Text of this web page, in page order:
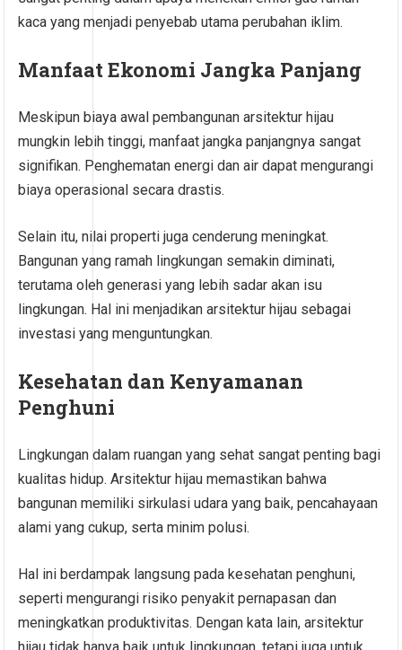
kaca yang menjadi penyebab utama perubahan iklim.
Manfaat Ekonomi Jangka Panjang
Meskipun biaya awal pembangunan arsitektur hijau
mungkin lebih tinggi, manfaat jangka panjangnya sangat
signifikan. Penghematan energi dan air dapat mengurangi
biaya operasional secara drastis.
Selain itu, nilai properti juga cenderung meningkat.
Bangunan yang ramah lingkungan semakin diminati,
terutama oleh generasi yang lebih sadar akan isu
lingkungan. Hal ini menjadikan arsitektur hijau sebagai
investasi yang menguntungkan.
Kesehatan dan Kenyamanan
Penghuni
Lingkungan dalam ruangan yang sehat sangat penting bagi
kualitas hidup. Arsitektur hijau memastikan bahwa
bangunan memiliki sirkulasi udara yang baik, pencahayaan
alami yang cukup, serta minim polusi.
Hal ini berdampak langsung pada kesehatan penghuni,
seperti mengurangi risiko penyakit pernapasan dan
meningkatkan produktivitas. Dengan kata lain, arsitektur